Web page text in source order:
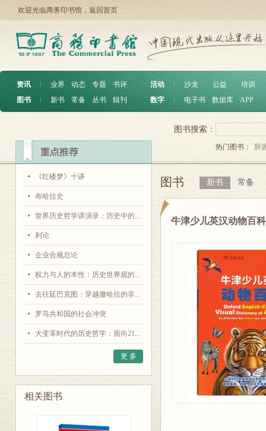
欢迎光临商务印书馆， 返回首页
资讯 ︱ 业界 动态 专题
书评
图书
︱ 新书 常备 丛书 辑刊
活动 沙龙 公益
培训
数字
电子书 数据库 APP
《红楼梦》十讲
布哈拉史
世界历史哲学讲演录：历史中的...
利论
企业合规总论
权力与人的本性：历史世界观的...
去往廷巴克图：穿越撒哈拉的非...
罗马共和国的社会冲突
大变革时代的历史哲学：面向21...
更 多
相关图书
图书搜索：
热门图书： 辞
图书 新书 常备
牛津少儿英汉动物百